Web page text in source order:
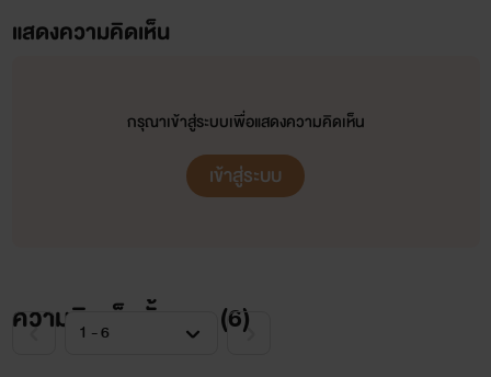
ผิดจรรยาบรรณ หรือว่าอะไรก็แล้วแต่
ไรท์ต้องขอโทษจริงๆนะคะ ที่อาจจะรู้
แต่ก็อยากให้รีดทุกคนอ่านเพื่อความ
สนุกสนาน
แสดงความคิดเห็น
กรุณาเข้าสู่ระบบเพื่อแสดงความคิดเห็น
เข้าสู่ระบบ
ความคิดเห็นทั้งหมด (6)